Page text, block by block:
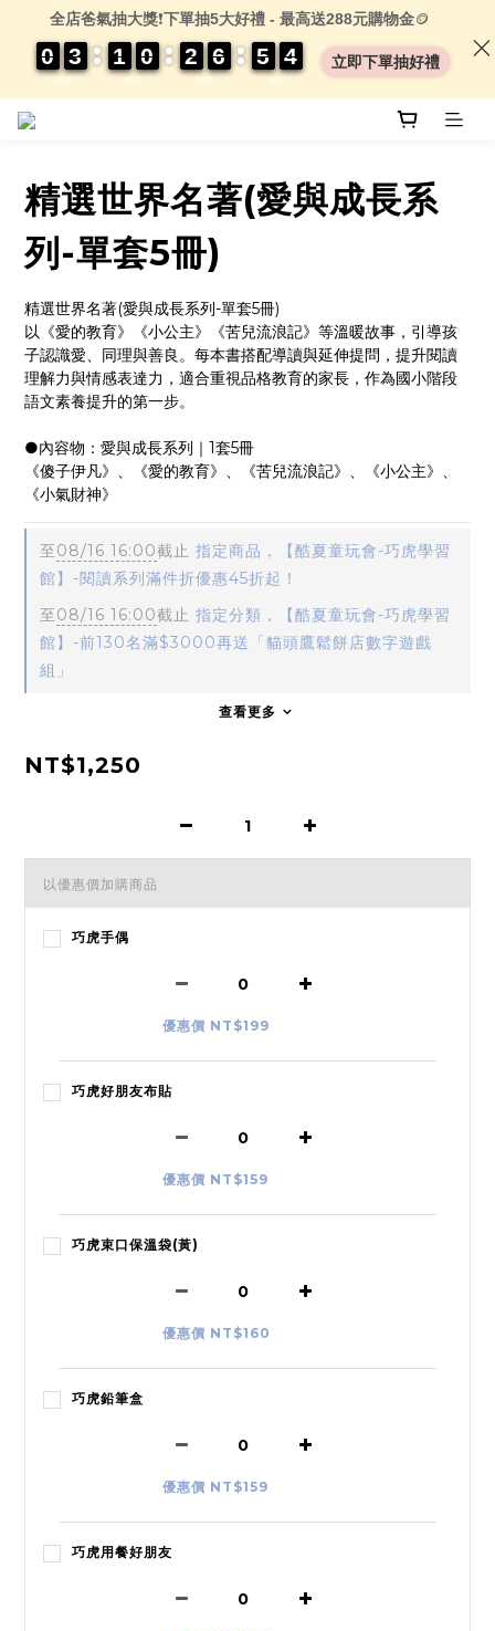
精選世界名著(愛與成長系
列-單套5冊)
精選世界名著(愛與成長系列-單套5冊)
以《愛的教育》《小公主》《苦兒流浪記》等溫暖故事，引導孩
子認識愛、同理與善良。每本書搭配導讀與延伸提問，提升閱讀
理解力與情感表達力，適合重視品格教育的家長，作為國小階段
語文素養提升的第一步。
●內容物：愛與成長系列｜1套5冊
《傻子伊凡》、《愛的教育》、《苦兒流浪記》、《小公主》、
《小氣財神》
至08/16 16:00截止 指定商品，【酷夏童玩會-巧虎學習
館】-閱讀系列滿件折優惠45折起！
至08/16 16:00截止 指定分類，【酷夏童玩會-巧虎學習
館】-前130名滿$3000再送「貓頭鷹鬆餅店數字遊戲
組」
查看更多
NT$1,250
以優惠價加購商品
巧虎手偶
優惠價 NT$199
巧虎好朋友布貼
優惠價 NT$159
巧虎束口保溫袋(黃)
優惠價 NT$160
巧虎鉛筆盒
優惠價 NT$159
巧虎用餐好朋友
全店爸氣抽大獎❗下單抽5大好禮 - 最高送288元購物金🪙
DAYS
0
0
0
0 3
3
3
3
HRS
1
1
1
1 0
0
0
0
MIN
2
2
2
2 6
6
6
6
SEC
5
5
5
5 0
0
3
3
2 立即下單抽好禮